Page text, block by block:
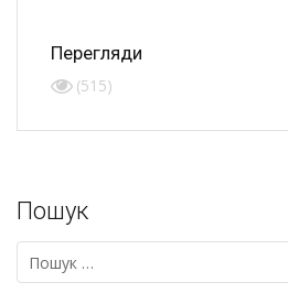
Перегляди
(515)
Пошук
Пошук: